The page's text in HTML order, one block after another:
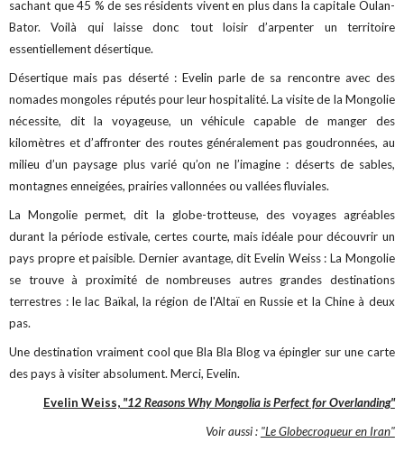
sachant que 45 % de ses résidents vivent en plus dans la capitale Oulan-
Bator. Voilà qui laisse donc tout loisir d’arpenter un territoire
essentiellement désertique.
Désertique mais pas déserté : Evelin parle de sa rencontre avec des
nomades mongoles réputés pour leur hospitalité. La visite de la Mongolie
nécessite, dit la voyageuse, un véhicule capable de manger des
kilomètres et d’affronter des routes généralement pas goudronnées, au
milieu d’un paysage plus varié qu’on ne l’imagine : déserts de sables,
montagnes enneigées, prairies vallonnées ou vallées fluviales.
La Mongolie permet, dit la globe-trotteuse, des voyages agréables
durant la période estivale, certes courte, mais idéale pour découvrir un
pays propre et paisible. Dernier avantage, dit Evelin Weiss : La Mongolie
se trouve à proximité de nombreuses autres grandes destinations
terrestres : le lac Baïkal, la région de l'Altaï en Russie et la Chine à deux
pas.
Une destination vraiment cool que Bla Bla Blog va épingler sur une carte
des pays à visiter absolument. Merci, Evelin.
Evelin Weiss,"12 Reasons Why Mongolia is Perfect for Overlanding"
Voir aussi : "Le Globecroqueur en Iran"